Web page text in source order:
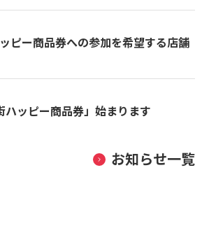
ピー商品券への参加を希望する店舗
ハッピー商品券」始まります
お知らせ一覧